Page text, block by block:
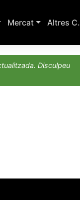
Mercat Altres C.
Disculpeu